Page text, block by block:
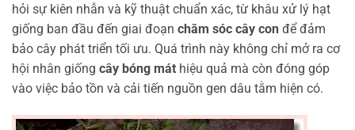
hỏi sự kiên nhẫn và kỹ thuật chuẩn xác, từ khâu xử lý hạt
giống ban đầu đến giai đoạn chăm sóc cây con để đảm
bảo cây phát triển tối ưu. Quá trình này không chỉ mở ra cơ
hội nhân giống cây bóng mát hiệu quả mà còn đóng góp
vào việc bảo tồn và cải tiến nguồn gen dâu tằm hiện có.